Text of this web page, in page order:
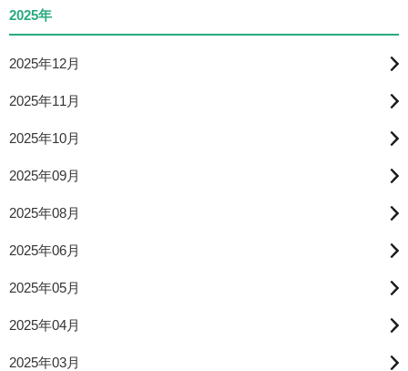
2025年
2025年12月
2025年11月
2025年10月
2025年09月
2025年08月
2025年06月
2025年05月
2025年04月
2025年03月